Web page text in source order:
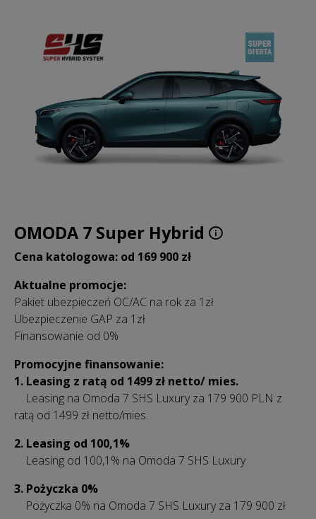
OMODA 7 Super Hybrid
Cena katologowa: od 169 900 zł
Aktualne promocje:
Pakiet ubezpieczeń OC/AC na rok za 1zł
Ubezpieczenie GAP za 1zł
Finansowanie od 0%
Promocyjne finansowanie:
1. Leasing z ratą od 1499 zł netto/ mies.
Leasing na Omoda 7 SHS Luxury za 179 900 PLN z
ratą od 1499 zł netto/mies.
2. Leasing od 100,1%
Leasing od 100,1% na Omoda 7 SHS Luxury
3. Pożyczka 0%
Pożyczka 0% na Omoda 7 SHS Luxury za 179 900 zł